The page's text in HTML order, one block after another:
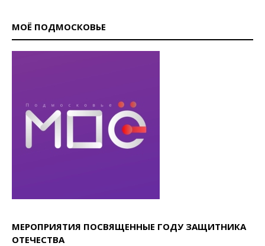
МОЁ ПОДМОСКОВЬЕ
МЕРОПРИЯТИЯ ПОСВЯЩЕННЫЕ ГОДУ ЗАЩИТНИКА
ОТЕЧЕСТВА